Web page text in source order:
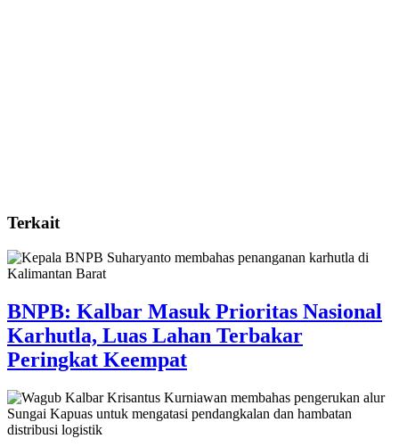
Terkait
BNPB: Kalbar Masuk Prioritas Nasional
Karhutla, Luas Lahan Terbakar
Peringkat Keempat